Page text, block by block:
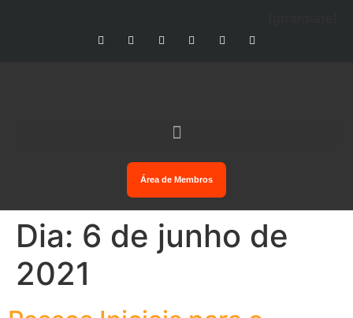
Área de Membros
Dia: 6 de junho de
2021